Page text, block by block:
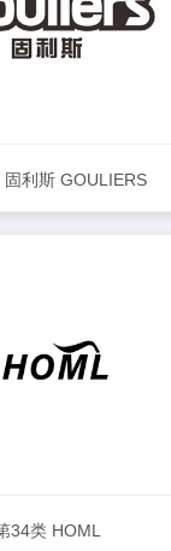
固利斯 GOULIERS
34类 HOML